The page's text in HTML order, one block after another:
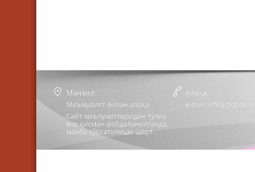
Манзил:
Маъмурият билан алоқа
Сайт маълумотларидан тўлиқ
ёки қисман фойдаланилганда,
манба кўрсатилиши шарт.
Алоқа:
e-